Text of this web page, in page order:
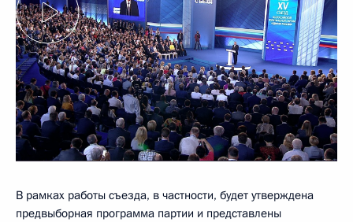
В рамках работы съезда, в частности, будет утверждена
предвыборная программа партии и представлены